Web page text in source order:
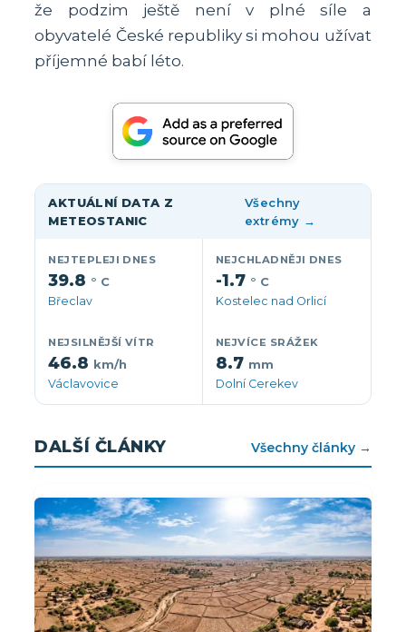
že podzim ještě není v plné síle a
obyvatelé České republiky si mohou užívat
příjemné babí léto.
AKTUÁLNÍ DATA Z
METEOSTANIC
Všechny
extrémy →
NEJTEPLEJI DNES
39.8 ° C
Břeclav
NEJCHLADNĚJI DNES
-1.7 ° C
Kostelec nad Orlicí
NEJSILNĚJŠÍ VÍTR
46.8 km/h
Václavovice
NEJVÍCE SRÁŽEK
8.7 mm
Dolní Cerekev
DALŠÍ ČLÁNKY Všechny články →